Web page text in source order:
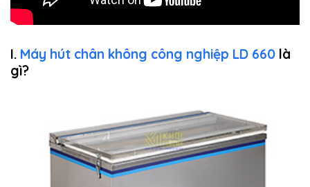
I. Máy hút chân không công nghiệp LD 660 là
gì?